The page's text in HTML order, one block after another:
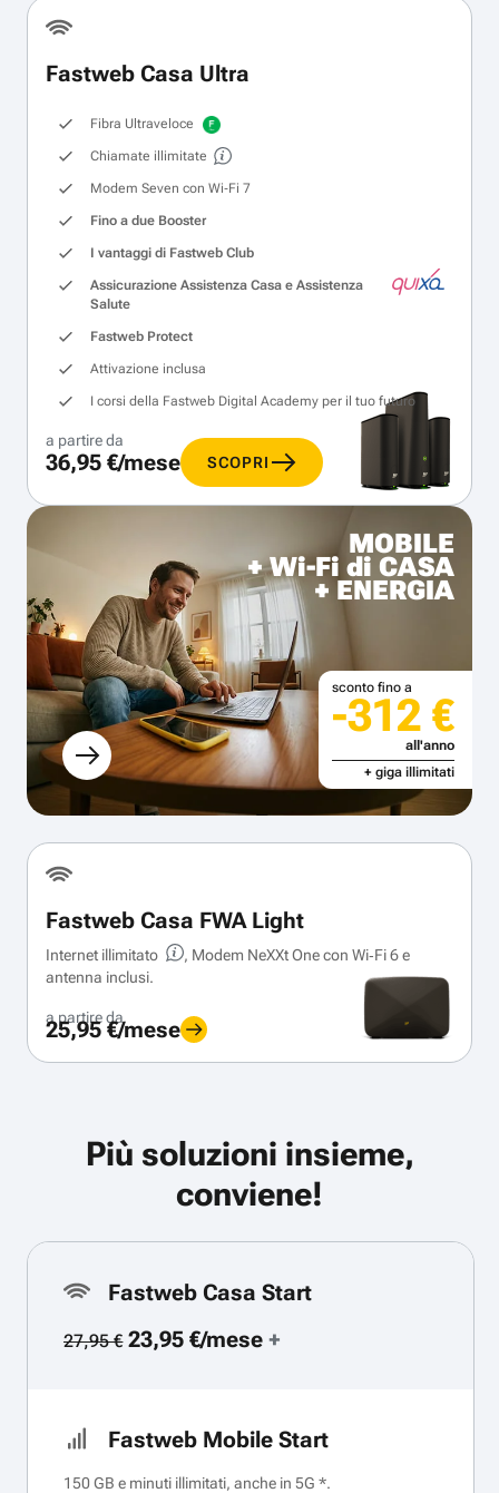
Fastweb Casa Ultra
Fibra Ultraveloce
Chiamate illimitate
Modem Seven con Wi‑Fi 7
Fino a due Booster
I vantaggi di Fastweb Club
Assicurazione Assistenza Casa e Assistenza
Salute
Fastweb Protect
Attivazione inclusa
I corsi della Fastweb Digital Academy per il tuo futuro
a partire da
36,95 €/mese SCOPRI
MOBILE
+ Wi-Fi di CASA
+ ENERGIA
sconto fino a
-312 €
all'anno
+ giga illimitati
Fastweb Casa FWA Light
Internet illimitato
, Modem NeXXt One con Wi‑Fi 6 e
antenna inclusi.
a partire da
25,95 €/mese
Più soluzioni insieme,
conviene!
Fastweb Casa Start
27,95 €23,95 €/mese+
Fastweb Mobile Start
150 GB e minuti illimitati, anche in 5G *.